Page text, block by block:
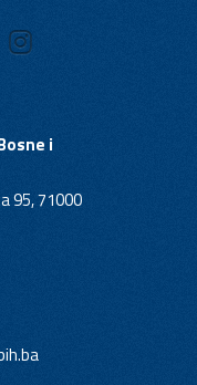
i
95, 71000